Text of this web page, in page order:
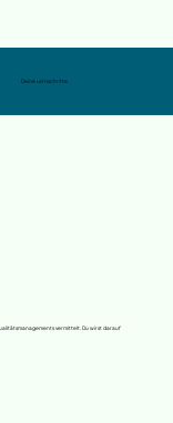
Deine Lernschritte
vermittelt. Du wirst darauf